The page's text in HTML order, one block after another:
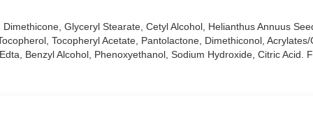
là an toàn với da nhạy cảm & được tin dùng bởi các bác sĩ da liễu.
Cream Dịu Lành Cho Da Nhạy Cảm 50g
Glyceryl Stearate, Cetyl Alcohol, Helianthus Annuus
Tocopheryl Acetate, Pantolactone, Dimethiconol,
Benzyl Alcohol, Phenoxyethanol, Sodium Hydroxide, Citric Acid.